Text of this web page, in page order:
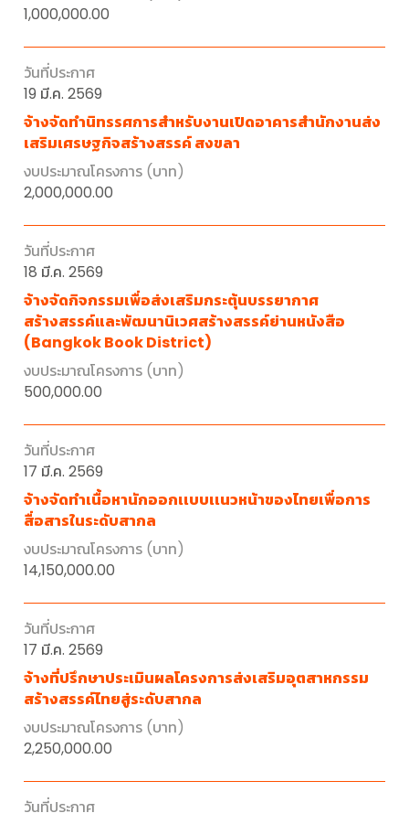
1,000,000.00
19 มี.ค. 2569
จ้างจัดทำนิทรรศการสำหรับงานเปิดอาคารสำนักงานส่ง
เสริมเศรษฐกิจสร้างสรรค์ สงขลา
2,000,000.00
18 มี.ค. 2569
จ้างจัดกิจกรรมเพื่อส่งเสริมกระตุ้นบรรยากาศ
สร้างสรรค์และพัฒนานิเวศสร้างสรรค์ย่านหนังสือ
(Bangkok Book District)
500,000.00
17 มี.ค. 2569
จ้างจัดทำเนื้อหานักออกเเบบเเนวหน้าของไทยเพื่อการ
สื่อสารในระดับสากล
14,150,000.00
17 มี.ค. 2569
จ้างที่ปรึกษาประเมินผลโครงการส่งเสริมอุตสาหกรรม
สร้างสรรค์ไทยสู่ระดับสากล
2,250,000.00